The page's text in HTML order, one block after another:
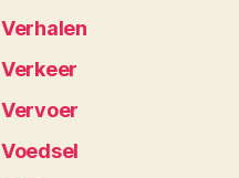
Verhalen
Verkeer
Vervoer
Voedsel